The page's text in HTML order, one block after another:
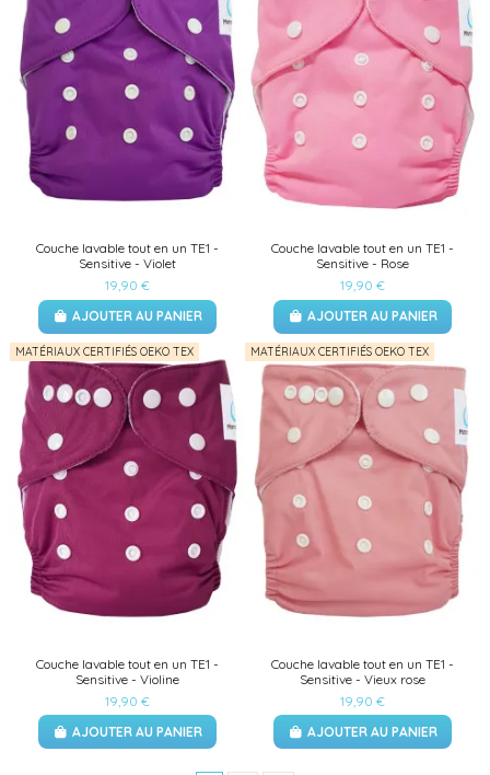
Couche lavable tout en un TE1 -
Sensitive - Violet
19,90 €
AJOUTER AU PANIER
Couche lavable tout en un TE1 -
Sensitive - Rose
19,90 €
AJOUTER AU PANIER
MATÉRIAUX CERTIFIÉS OEKO TEX
Couche lavable tout en un TE1 -
Sensitive - Violine
19,90 €
AJOUTER AU PANIER
MATÉRIAUX CERTIFIÉS OEKO TEX
Couche lavable tout en un TE1 -
Sensitive - Vieux rose
19,90 €
AJOUTER AU PANIER